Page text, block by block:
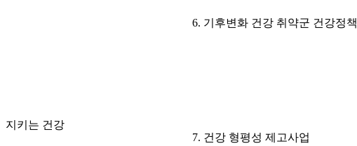
지키는 건강
6. 기후변화 건강 취약군 건강정책
7. 건강 형평성 제고사업